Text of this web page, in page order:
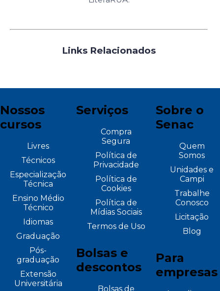
Links Relacionados
Nossos
cursos
Livres
Técnicos
Especialização
Técnica
Ensino Médio
Técnico
Idiomas
Graduação
Pós-
graduação
Extensão
Universitária
Serviços
Compra
Segura
Política de
Privacidade
Política de
Cookies
Política de
Mídias Sociais
Termos de Uso
Bolsas e
descontos
Bolsas de
Sobre o
Senac
Quem
Somos
Unidades e
Campi
Trabalhe
Conosco
Licitação
Blog
Para
empresas